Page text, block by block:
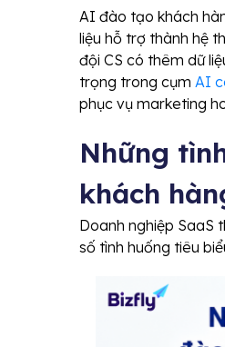
AI đào tạo khách
liệu hỗ trợ thành hệ
đội CS có thêm dữ
trọng trong cụm AI
phục vụ marketing
Những
khách
Doanh nghiệp SaaS
số tình huống tiêu